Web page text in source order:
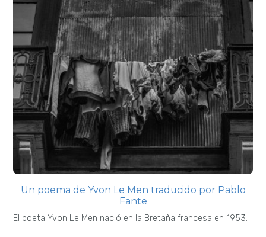
Un poema de Yvon Le Men traducido por Pablo
Fante
El poeta Yvon Le Men nació en la Bretaña francesa en 1953.